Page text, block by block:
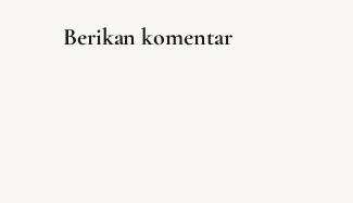
Berikan komentar